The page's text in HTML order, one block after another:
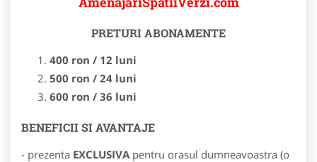
PRETURI ABONAMENTE
400 ron / 12 luni
500 ron / 24 luni
600 ron / 36 luni
BENEFICII SI AVANTAJE
- prezenta EXCLUSIVA pentru orasul dumneavoastra (o